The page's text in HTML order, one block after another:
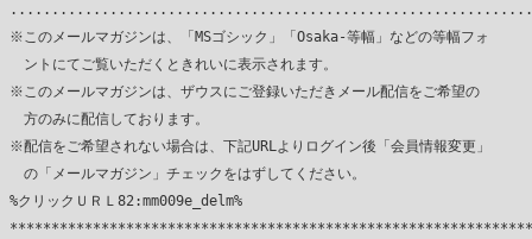
※このメールマガジンは、「MSゴシック」「Osaka-等幅」などの等幅フォ
ントにてご覧いただくときれいに表示されます。
※このメールマガジンは、ザウスにご登録いただきメール配信をご希望の
方のみに配信しております。
※配信をご希望されない場合は、下記URLよりログイン後「会員情報変更」
の「メールマガジン」チェックをはずしてください。
%クリックＵＲＬ82:mm009e_delm%